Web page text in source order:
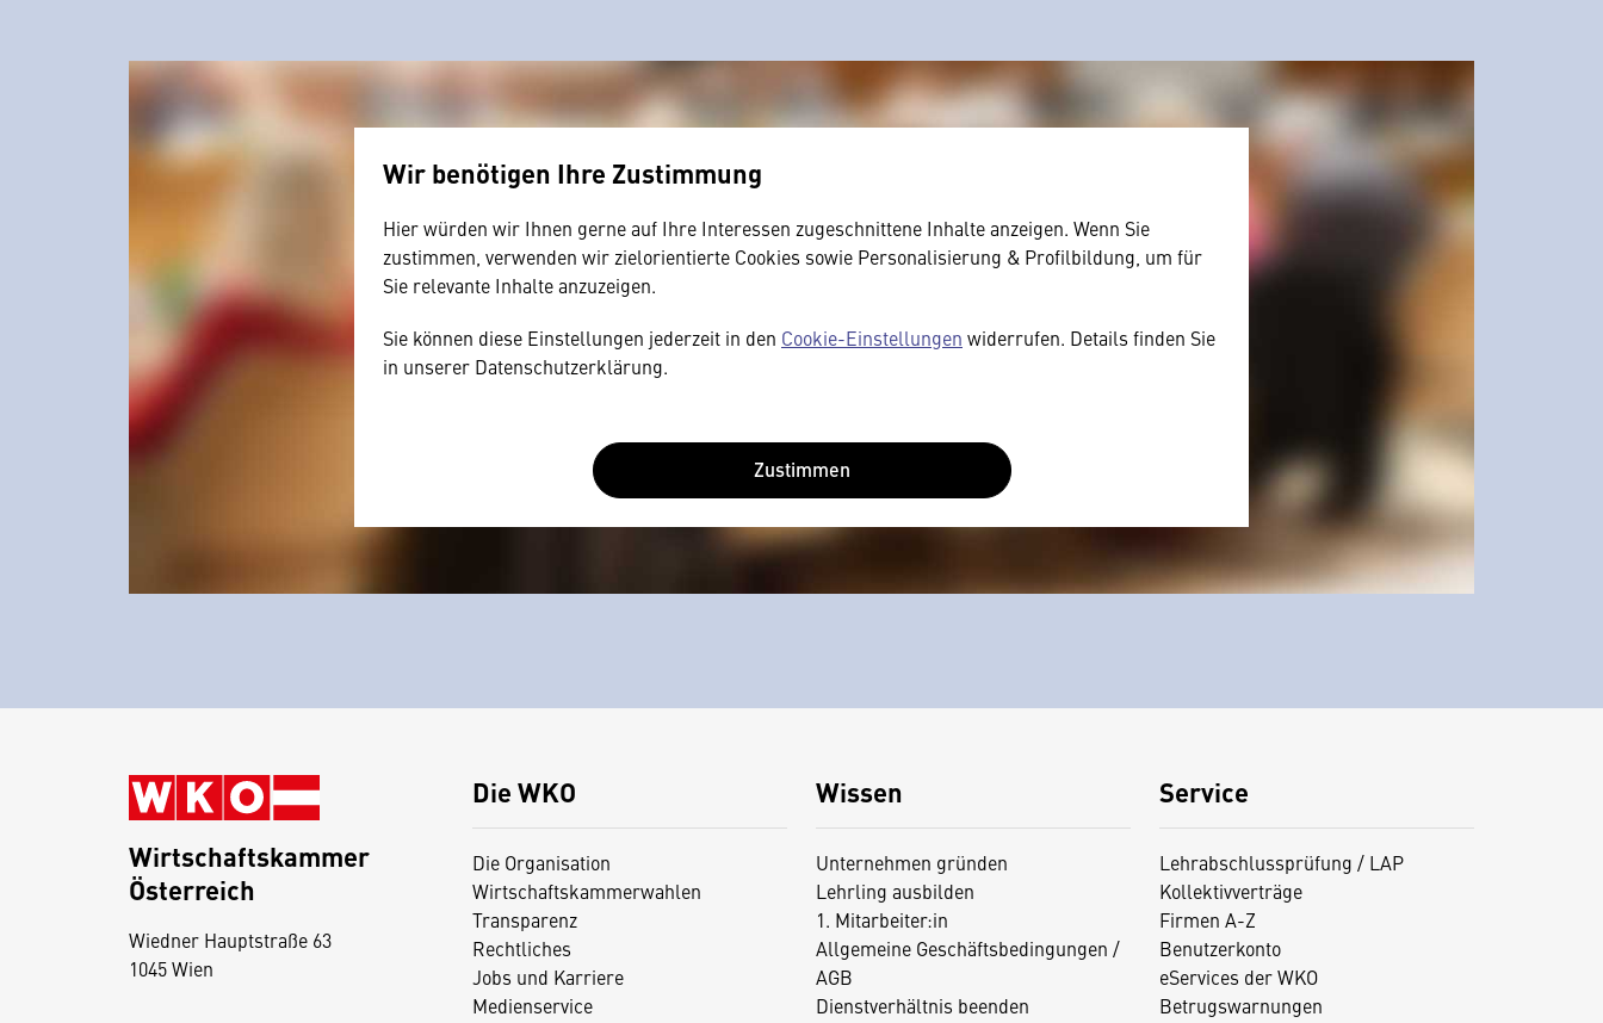
Wir benötigen Ihre Zustimmung
Hier würden wir Ihnen gerne auf Ihre Interessen zugeschnittene Inhalte anzeigen. Wenn Sie
zustimmen, verwenden wir zielorientierte Cookies sowie Personalisierung & Profilbildung, um für
Sie relevante Inhalte anzuzeigen.
Sie können diese Einstellungen jederzeit in den Cookie-Einstellungen widerrufen. Details finden Sie
in unserer Datenschutzerklärung.
Zustimmen
Die WKO
Die Organisation
Wirtschaftskammerwahlen
Transparenz
Rechtliches
Jobs und Karriere
Medienservice
Wissen
Unternehmen gründen
Lehrling ausbilden
1. Mitarbeiter:in
Allgemeine Geschäftsbedingungen /
AGB
Dienstverhältnis beenden
Service
Lehrabschlussprüfung / LAP
Kollektivverträge
Firmen A-Z
Benutzerkonto
eServices der WKO
Betrugswarnungen
Wirtschaftskammer
Österreich
Wiedner Hauptstraße 63
1045 Wien